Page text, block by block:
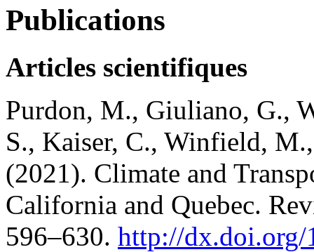
Publications
Articles scientifiques
Purdon, M., Giuliano, G.,
S., Kaiser, C., Winfield,
(2021). Climate and
California and Quebec.
596–630. http://dx.doi.org/